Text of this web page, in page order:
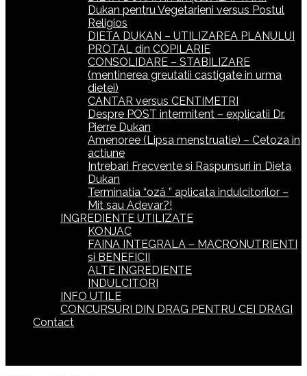
Dukan pentru Vegetarieni versus Postul
Religios
DIETA DUKAN – UTILIZAREA PLANULUI
PROTAL din COPILARIE
CONSOLIDARE – STABILIZARE
(mentinerea greutatii castigate in urma
dietei)
CANTAR versus CENTIMETRI
Despre POST intermitent – explicatii Dr.
Pierre Dukan
Amenoree (Lipsa menstruatie) – Cetoza in
actiune
Intrebari Frecvente si Raspunsuri in Dieta
Dukan
Terminatia “oză ” aplicata indulcitorilor –
Mit sau Adevar?!
INGREDIENTE UTILIZATE
KONJAC
FAINA INTEGRALA – MACRONUTRIENTI
si BENEFICII
ALTE INGREDIENTE
INDULCITORI
INFO UTILE
CONCURSURI DIN DRAG PENTRU CEI DRAGI
Contact